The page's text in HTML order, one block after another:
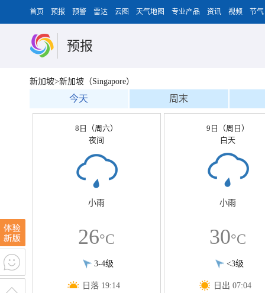
首页 预报 预警 雷达 云图 天气地图 专业产品 资讯 视频 节气
预报
新加坡>新加坡（Singapore）
今天 周末
8日（周六）
夜间
小雨
26°C
3-4级
日落 19:14
9日（周日）
白天
小雨
30°C
<3级
日出 07:04